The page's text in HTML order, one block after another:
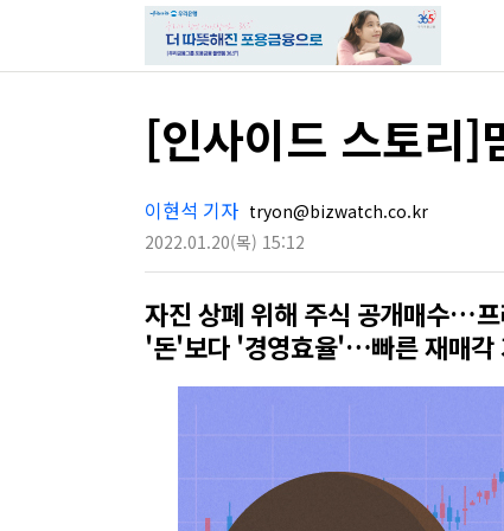
[인사이드 스토리]
이현석 기자 tryon@bizwatch.co.kr
2022.01.20(목) 15:12
자진 상폐 위해 주식 공개매수…
'돈'보다 '경영효율'…빠른 재매각